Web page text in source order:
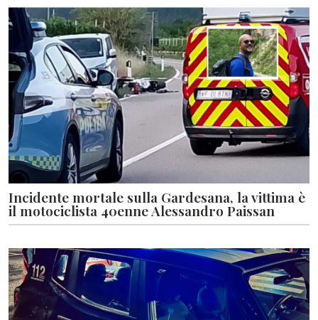
Incidente mortale sulla Gardesana, la vittima è
il motociclista 40enne Alessandro Paissan